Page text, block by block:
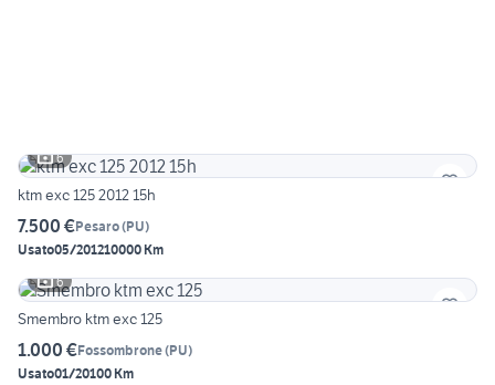
6
ktm exc 125 2012 15h
7.500 €Pesaro(PU)
Usato05/201210000 Km
6
Smembro ktm exc 125
1.000 €Fossombrone(PU)
Usato01/20100 Km